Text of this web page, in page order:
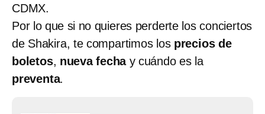
CDMX.
Por lo que si no quieres perderte los conciertos
de Shakira, te compartimos los precios de
boletos, nueva fechay cuándo es la
preventa.